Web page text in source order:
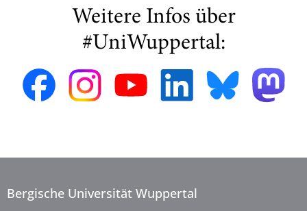
Weitere Infos über
#UniWuppertal:
Bergische Universität Wuppertal